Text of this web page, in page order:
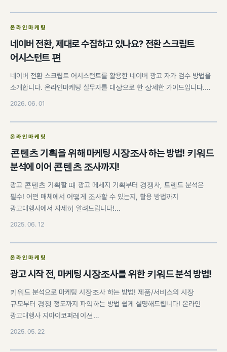
온라인마케팅
네이버 전환, 제대로 수집하고 있나요? 전환 스크립트
어시스턴트 편
네이버 전환 스크립트 어시스턴트를 활용한 네이버 광고 자가 검수 방법을
소개합니다. 온라인마케팅 실무자를 대상으로 한 상세한 가이드입니다.…
2026. 06. 01
온라인마케팅
콘텐츠 기획을 위해 마케팅 시장조사 하는 방법! 키워드
분석에 이어 콘텐츠 조사까지!
광고 콘텐츠 기획할 때 광고 메세지 기획부터 경쟁사, 트렌드 분석은
필수! 어떤 매체에서 어떻게 조사할 수 있는지, 활용 방법까지
광고대행사에서 자세히 알려드립니다!…
2025. 06. 12
온라인마케팅
광고 시작 전, 마케팅 시장조사를 위한 키워드 분석 방법!
키워드 분석으로 마케팅 시장조사 하는 방법! 제품/서비스의 시장
규모부터 경쟁 정도까지 파악하는 방법 쉽게 설명해드립니다! 온라인
광고대행사 지아이코퍼레이션…
2025. 05. 22